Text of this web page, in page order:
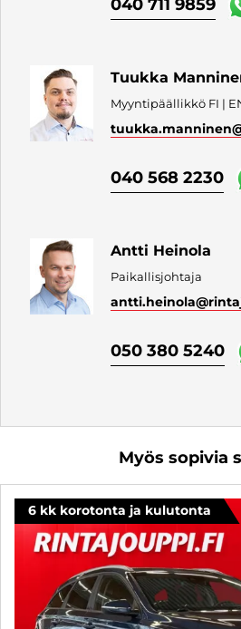
040 711 9859
Tuukka
Myyntipäällikkö FI |
tuukka.manninen
040 568 2230
Antti Heinola
Paikallisjohtaja
antti.heinola
050 380 5240
Myös sopivia
6 kk korotonta ja kulutonta